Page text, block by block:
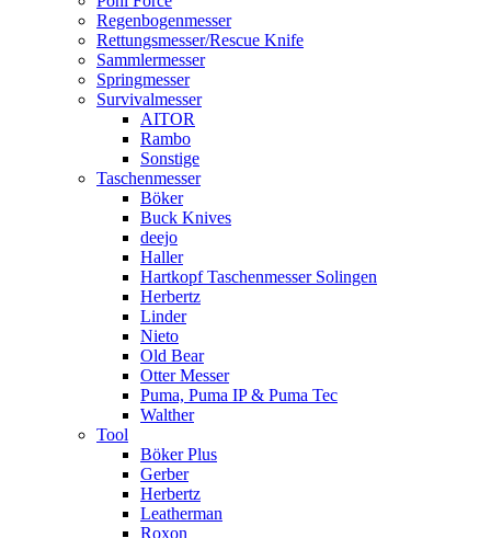
Regenbogenmesser
Rettungsmesser/Rescue Knife
Sammlermesser
Springmesser
Survivalmesser
AITOR
Rambo
Sonstige
Taschenmesser
Böker
Buck Knives
deejo
Haller
Hartkopf Taschenmesser Solingen
Herbertz
Linder
Nieto
Old Bear
Otter Messer
Puma, Puma IP & Puma Tec
Walther
Tool
Böker Plus
Gerber
Herbertz
Leatherman
Roxon